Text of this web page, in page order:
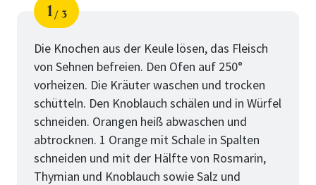
Schritt
1
von
3
Die Knochen aus der Keule lösen, das Fleisch
von Sehnen befreien. Den Ofen auf 250°
vorheizen. Die Kräuter waschen und trocken
schütteln. Den Knoblauch schälen und in Würfel
schneiden. Orangen heiß abwaschen und
abtrocknen. 1 Orange mit Schale in Spalten
schneiden und mit der Hälfte von Rosmarin,
Thymian und Knoblauch sowie Salz und